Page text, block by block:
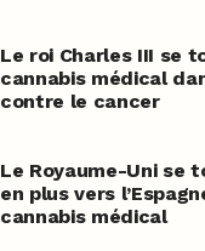
Le roi Charles III se
cannabis médical
contre le cancer
Le Royaume-Uni se
en plus vers
cannabis médical